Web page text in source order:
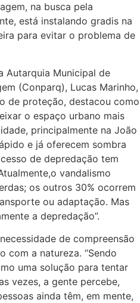
na busca pela
está instalando gradis na
para evitar o problema de
Autarquia Municipal de
(Conparq), Lucas Marinho,
de proteção, destacou como
o espaço urbano mais
principalmente na João
e já oferecem sombra
de depredação tem
vandalismo
os outros 30% ocorrem
ou adaptação. Mas
a depredação”.
de compreensão
com a natureza. “Sendo
uma solução para tentar
vezes, a gente percebe,
ainda têm, em mente,